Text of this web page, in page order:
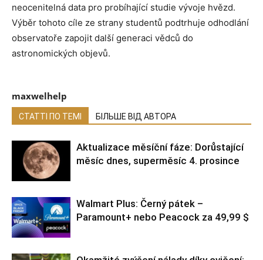
neocenitelná data pro probíhající studie vývoje hvězd.
Výběr tohoto cíle ze strany studentů podtrhuje odhodlání
observatoře zapojit další generaci vědců do
astronomických objevů.
maxwelhelp
СТАТТІ ПО ТЕМІ БІЛЬШЕ ВІД АВТОРА
Aktualizace měsíční fáze: Dorůstající
měsíc dnes, superměsíc 4. prosince
Walmart Plus: Černý pátek –
Paramount+ nebo Peacock za 49,99 $